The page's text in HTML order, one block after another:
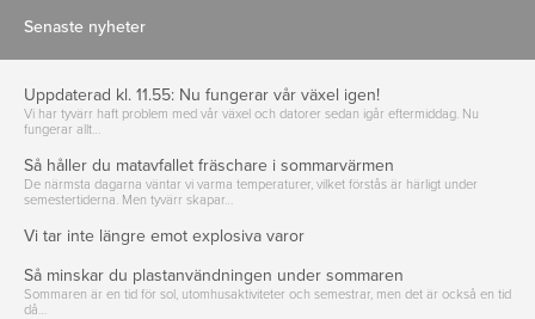
Senaste nyheter
Uppdaterad kl. 11.55: Nu fungerar vår växel igen!
Vi har tyvärr haft problem med vår växel och datorer sedan igår eftermiddag. Nu
fungerar allt…
Så håller du matavfallet fräschare i sommarvärmen
De närmsta dagarna väntar vi varma temperaturer, vilket förstås är härligt under
semestertiderna. Men tyvärr skapar…
Vi tar inte längre emot explosiva varor
Så minskar du plastanvändningen under sommaren
Sommaren är en tid för sol, utomhusaktiviteter och semestrar, men det är också en tid
då…